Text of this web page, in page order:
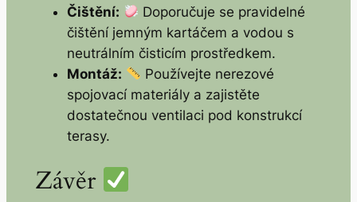
Čištění:
Doporučuje se pravidelné
čištění jemným kartáčem a vodou s
neutrálním čisticím prostředkem.
Montáž:
Používejte nerezové
spojovací materiály a zajistěte
dostatečnou ventilaci pod konstrukcí
terasy.
Závěr